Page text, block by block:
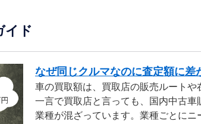
イド
なぜ同じクルマなのに査定額に差
車の買取額は、買取店の販売ルートや
一言で買取店と言っても、国内中古
業種が混ざっています。業種ごとに